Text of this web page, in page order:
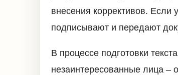
внесения коррективов. Если
подписывают и передают
В процессе подготовки
незаинтересованные лица –